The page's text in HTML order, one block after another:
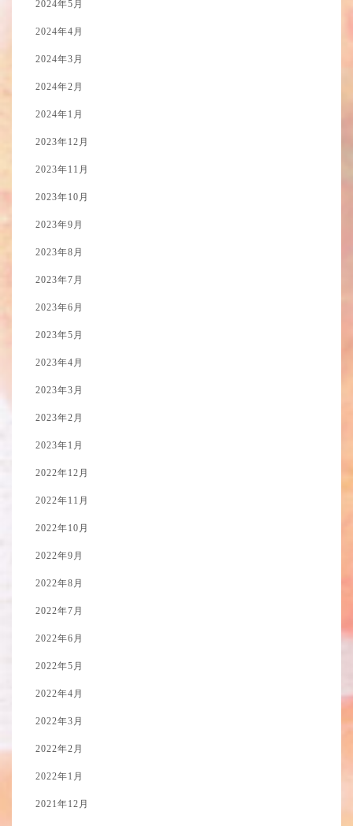
2024年5月
2024年4月
2024年3月
2024年2月
2024年1月
2023年12月
2023年11月
2023年10月
2023年9月
2023年8月
2023年7月
2023年6月
2023年5月
2023年4月
2023年3月
2023年2月
2023年1月
2022年12月
2022年11月
2022年10月
2022年9月
2022年8月
2022年7月
2022年6月
2022年5月
2022年4月
2022年3月
2022年2月
2022年1月
2021年12月